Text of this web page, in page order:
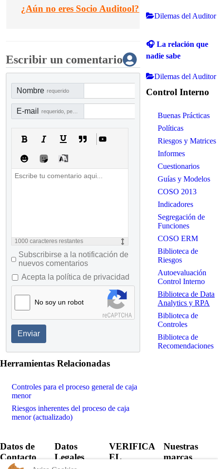
¿Aún no eres Socio Auditool?
Escribir un comentario
Nombre requerido
E-mail
1000 caracteres restantes
Subscribirse a la notificación de
nuevos comentarios
Acepta la política de privacidad
No soy un robot
Enviar
Herramientas Relacionadas
Controles para el proceso general de caja
menor
Riesgos inherentes del proceso de caja
menor (actualizado)
Dilemas del Auditor
🎧 La relación que
nadie sabe
Dilemas del Auditor
Control Interno
Buenas Prácticas
Políticas
Riesgos y Matrices
Informes
Cuestionarios
Guías y Modelos
COSO 2013
Indicadores
Segregación de
Funciones
COSO ERM
Biblioteca de
Riesgos
Autoevaluación
Control Interno
Biblioteca de Data
Analytics y RPA
Biblioteca de
Controles
Biblioteca de
Recomendaciones
Datos de
Contacto
Datos
Legales
VERIFICA
EL
Nuestras
marcas